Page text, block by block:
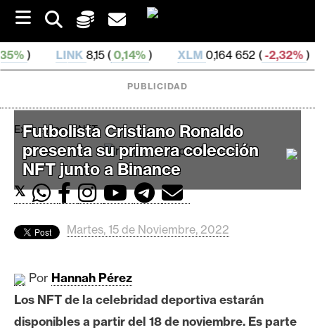
p
t
o
8,15 ( 0,14% ) XLM0,164 652 (-2,32%) DAI
C
r
i
t
e
r
c
PUBLICIDAD
Exchanges NFT
Futbolista Cristiano Ronaldo
presenta su primera colección
NFT junto a Binance
𝕏
Martes, 15 de Noviembre, 2022
Por Hannah Pérez
Los NFT de la celebridad deportiva estarán
disponibles a partir del 18 de noviembre. Es parte